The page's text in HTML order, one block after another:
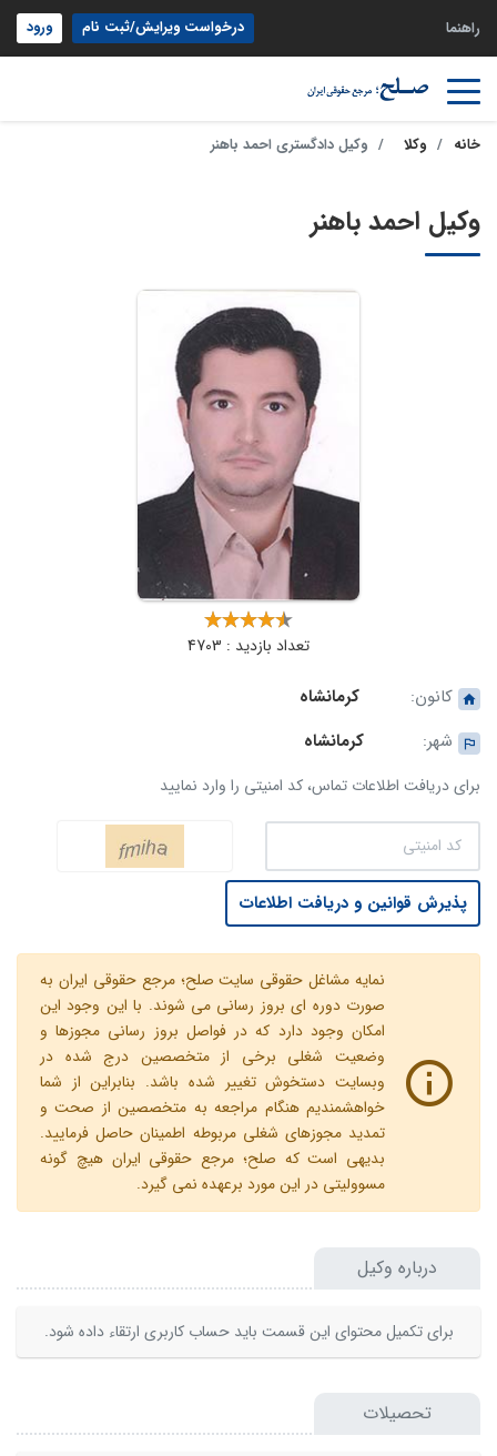
راهنما درخواست ویرایش/ثبت نام ورود
خانه وکلا وکیل دادگستری احمد باهنر
وکیل احمد باهنر
تعداد بازدید : 4703
کانون:
کرمانشاه
شهر:
کرمانشاه
برای دریافت اطلاعات تماس، کد امنیتی را وارد نمایید
پذیرش قوانین و دریافت اطلاعات
نمایه مشاغل حقوقی سایت صلح؛ مرجع حقوقی ایران به
صورت دوره ای بروز رسانی می شوند. با این وجود این
امکان وجود دارد که در فواصل بروز رسانی مجوزها و
وضعیت شغلی برخی از متخصصین درج شده در
وبسایت دستخوش تغییر شده باشد. بنابراین از شما
خواهشمندیم هنگام مراجعه به متخصصین از صحت و
تمدید مجوزهای شغلی مربوطه اطمینان حاصل فرمایید.
بدیهی است که صلح؛ مرجع حقوقی ایران هیچ گونه
مسوولیتی در این مورد برعهده نمی گیرد.
درباره وکیل
برای تکمیل محتوای این قسمت باید حساب کاربری ارتقاء داده شود.
تحصیلات